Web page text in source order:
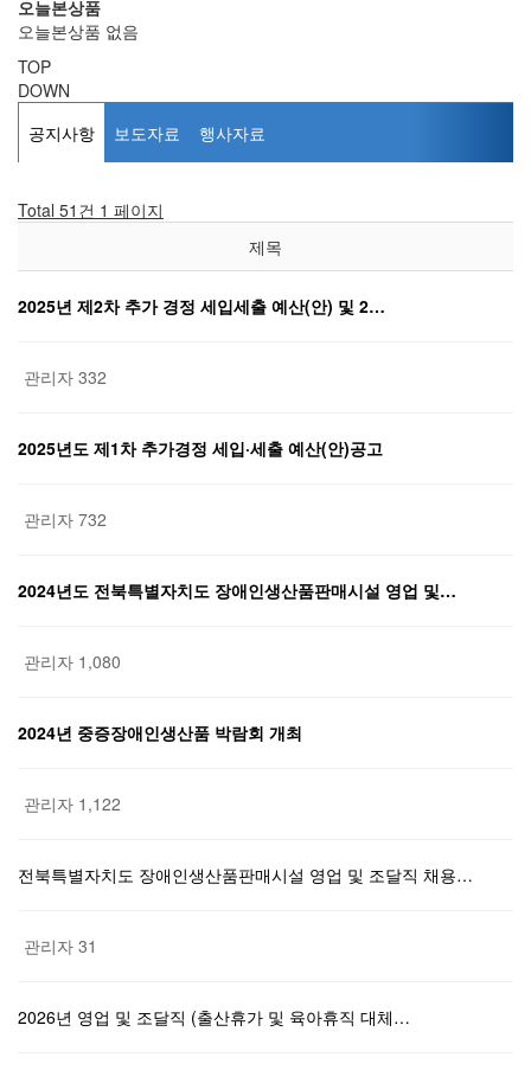
오늘본상품
오늘본상품 없음
TOP
DOWN
공지사항
보도자료 행사자료
Total 51건 1 페이지
제목
2025년 제2차 추가 경정 세입세출 예산(안) 및 2…
관리자 332
2025년도 제1차 추가경정 세입·세출 예산(안)공고
관리자 732
2024년도 전북특별자치도 장애인생산품판매시설 영업 및…
관리자 1,080
2024년 중증장애인생산품 박람회 개최
관리자 1,122
전북특별자치도 장애인생산품판매시설 영업 및 조달직 채용…
관리자 31
2026년 영업 및 조달직 (출산휴가 및 육아휴직 대체…